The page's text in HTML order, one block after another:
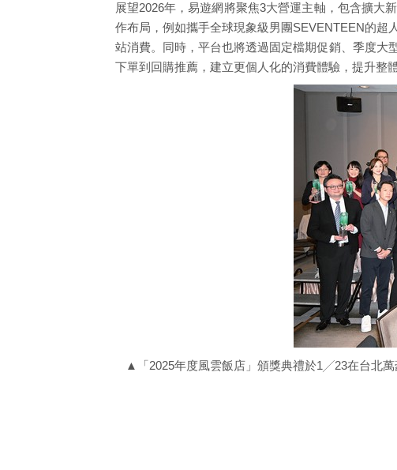
展望2026年，易遊網將聚焦3大營運主軸，包含擴大
作布局，例如攜手全球現象級男團SEVENTEEN的
站消費。同時，平台也將透過固定檔期促銷、季度大
下單到回購推薦，建立更個人化的消費體驗，提升整體
▲「2025年度風雲飯店」頒獎典禮於1╱23在台北